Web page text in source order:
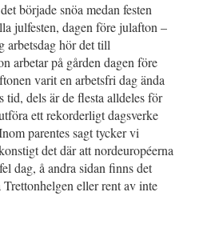
började snöa medan festen
julfesten, dagen före julafton –
arbetsdag hör det till
arbetar på gården dagen före
varit en arbetsfri dag ända
tid, dels är de flesta alldeles för
ett rekorderligt dagsverke
parentes sagt tycker vi
det där att nordeuropéerna
dag, å andra sidan finns det
eller rent av inte